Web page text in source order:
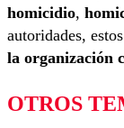
homicidio,
autoridades,
la organización
OTROS